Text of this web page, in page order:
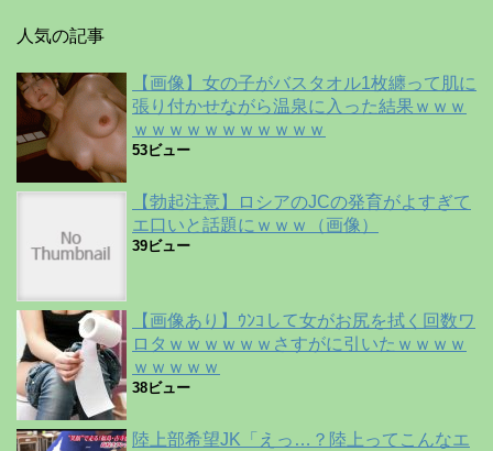
人気の記事
【画像】女の子がバスタオル1枚纏って肌に
張り付かせながら温泉に入った結果ｗｗｗ
ｗｗｗｗｗｗｗｗｗｗｗ
53ビュー
【勃起注意】ロシアのJCの発育がよすぎて
エ口いと話題にｗｗｗ（画像）
39ビュー
【画像あり】ｳﾝｺして女がお尻を拭く回数ワ
ロタｗｗｗｗｗｗさすがに引いたｗｗｗｗ
ｗｗｗｗｗ
38ビュー
陸上部希望JK「えっ…？陸上ってこんなエ